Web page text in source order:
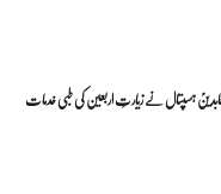
ہسپتال نے زیارتِ اربعین کی طبی خدمات